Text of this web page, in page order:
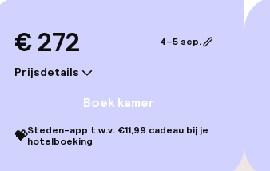
€ 272
Prijsdetails
4–5 sep.
Boek kamer
💝Steden-app t.w.v. €11,99 cadeau bij je
hotelboeking